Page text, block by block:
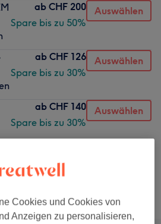
ab CHF 200
Spare bis zu 50%
Auswählen
ab CHF 126
Spare bis zu 30%
Auswählen
ab CHF 140
Spare bis zu 30%
Auswählen
Cookies und Cookies von
Anzeigen zu personalisieren,